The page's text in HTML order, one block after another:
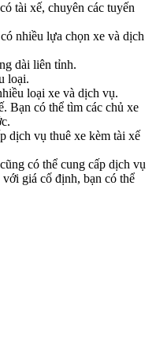
tài xế, chuyên các tuyến
nhiều lựa chọn xe và dịch
dài liên tỉnh.
loại.
loại xe và dịch vụ.
Bạn có thể tìm các chủ xe
dịch vụ thuê xe kèm tài xế
có thể cung cấp dịch vụ
giá cố định, bạn có thể